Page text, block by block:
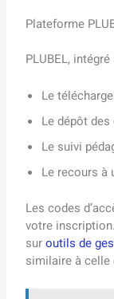
Plateforme
PLUBEL,
Le
Le dépôt
Le suivi
Le recours à
Les codes
votre
suroutils de
similaire à celle